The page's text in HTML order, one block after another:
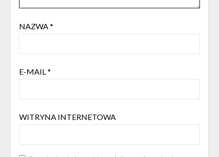
NAZWA *
E-MAIL *
WITRYNA INTERNETOWA